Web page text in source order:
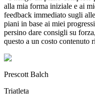
alla mia forma iniziale e ai
feedback immediato sugli
piani in base ai miei
persino dare consigli su
questo a un costo contenuto
Prescott Balch
Triatleta